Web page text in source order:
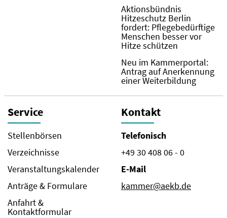
Aktionsbündnis
Hitzeschutz Berlin
fordert: Pflegebedürftige
Menschen besser vor
Hitze schützen
Neu im Kammerportal:
Antrag auf Anerkennung
einer Weiterbildung
Service
Stellenbörsen
Verzeichnisse
Veranstaltungskalender
Anträge & Formulare
Anfahrt &
Kontaktformular
Kontakt
Telefonisch
+49 30 408 06 - 0
E-Mail
kammer@aekb.de